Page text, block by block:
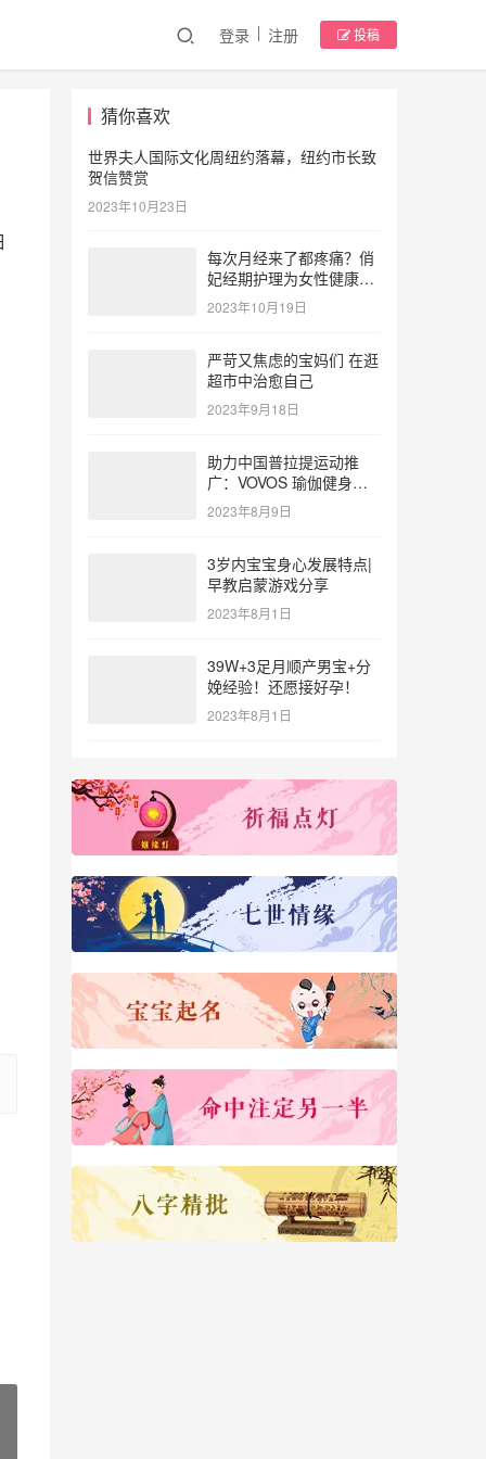
登录 注册 投稿
猜你喜欢
世界夫人国际文化周纽约落幕，纽约市长致
贺信赞赏
2023年10月23日
每次月经来了都疼痛？俏
妃经期护理为女性健康护
航
2023年10月19日
严苛又焦虑的宝妈们 在逛
超市中治愈自己
2023年9月18日
助力中国普拉提运动推
广：VOVOS 瑜伽健身服
参与北体大专业普拉提教
练培训
2023年8月9日
3岁内宝宝身心发展特点|
早教启蒙游戏分享
2023年8月1日
39W+3足月顺产男宝+分
娩经验！还愿接好孕！
2023年8月1日